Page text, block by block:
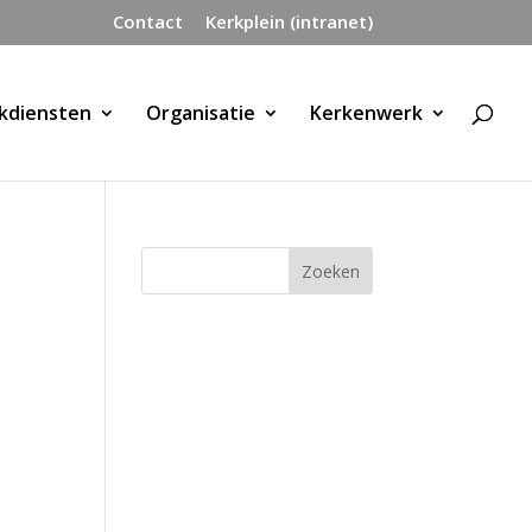
Contact Kerkplein (intranet)
Organisatie Kerkenwerk